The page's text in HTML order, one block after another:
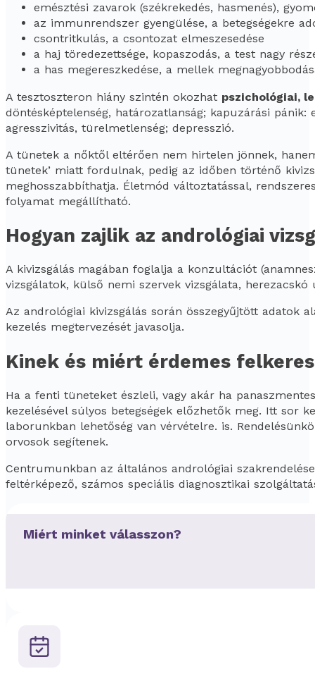
emésztési zavarok (székrekedés, hasmenés),
az immunrendszer gyengülése, a betegségekre
csontritkulás, a csontozat elmeszesedése
a haj töredezettsége, kopaszodás, a test nagy
a has megereszkedése, a mellek
A tesztoszteron hiány szintén okozhat pszichológiai,
döntésképtelenség, határozatlanság; kapuzárási
agresszivitás, türelmetlenség; depresszió.
A tünetek a nőktől eltérően nem hirtelen jönnek,
tünetek’ miatt fordulnak, pedig az időben történő
meghosszabbíthatja. Életmód változtatással,
folyamat megállítható.
Hogyan zajlik az andrológiai
A kivizsgálás magában foglalja a konzultációt
vizsgálatok, külső nemi szervek vizsgálata,
Az andrológiai kivizsgálás során összegyűjtött adatok
kezelés megtervezését javasolja.
Kinek és miért érdemes
Ha a fenti tüneteket észleli, vagy akár ha
kezelésével súlyos betegségek előzhetők meg. Itt sor
laborunkban lehetőség van vérvételre. is.
orvosok segítenek.
Centrumunkban az általános andrológiai
feltérképező, számos speciális diagnosztikai
Miért minket válasszon?